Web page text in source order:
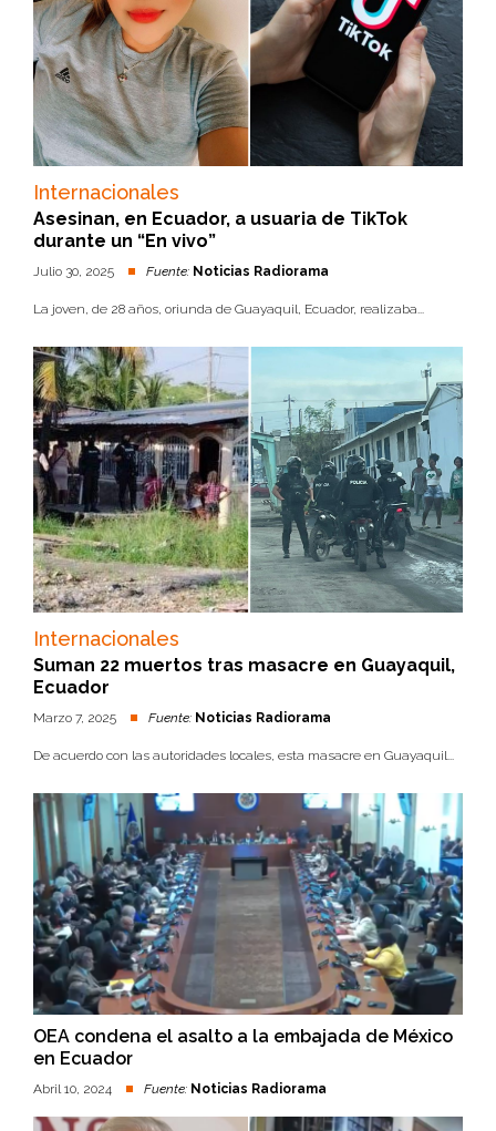
Internacionales
Asesinan, en Ecuador, a usuaria de TikTok
durante un “En vivo”
Julio 30, 2025 Fuente: Noticias Radiorama
La joven, de 28 años, oriunda de Guayaquil, Ecuador, realizaba...
Internacionales
Suman 22 muertos tras masacre en Guayaquil,
Ecuador
Marzo 7, 2025 Fuente: Noticias Radiorama
De acuerdo con las autoridades locales, esta masacre en Guayaquil...
OEA condena el asalto a la embajada de México
en Ecuador
Abril 10, 2024 Fuente: Noticias Radiorama